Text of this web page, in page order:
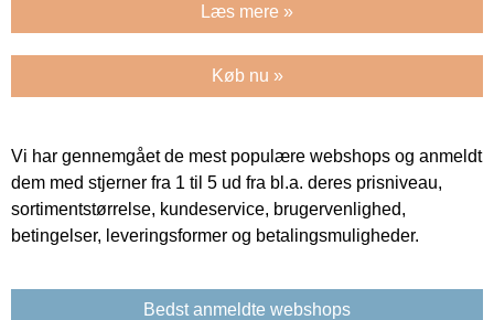
Læs mere »
Køb nu »
Vi har gennemgået de mest populære webshops og anmeldt
dem med stjerner fra 1 til 5 ud fra bl.a. deres prisniveau,
sortimentstørrelse, kundeservice, brugervenlighed,
betingelser, leveringsformer og betalingsmuligheder.
Bedst anmeldte webshops